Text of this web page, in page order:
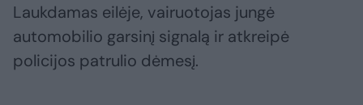
Laukdamas eilėje, vairuotojas jungė
automobilio garsinį signalą ir atkreipė
policijos patrulio dėmesį.